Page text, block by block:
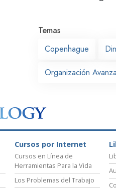
Temas
Copenhague
Organización
Cursos por Internet
Cursos en Línea de
Herramientas Para la Vida
Los Problemas del Trabajo